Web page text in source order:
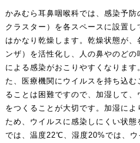
かみむら耳鼻咽喉科では、感染予
クラスター）を各スペースに設置
はかなり乾燥します。乾燥状態が
ンザ）を活性化し、人の鼻やのど
による感染がおこりやすくなりま
た、医療機関にウイルスを持ち込
ることは困難ですので、加湿して
をつくることが大切です。加湿に
ため、ウイルスに感染しにくい状
では、温度22℃、湿度20%では、ウ